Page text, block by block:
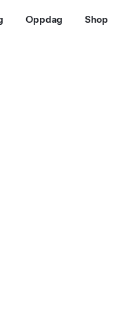
Oppdag Shop